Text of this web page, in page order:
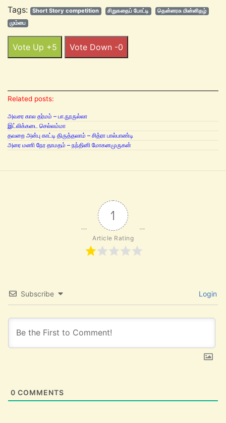
Tags: Short Story competition சிறுகதைப் போட்டி
தென்னரசு மின்னிதழ்
மும்பை
Vote Up +5 Vote Down -0
Related posts:
அவசர கால தர்மம் – பா.நூருல்லா
இட்லிக்கடை செல்லம்மா
தவறை அன்பு காட்டி திருத்தலாம் – சித்ரா பால்பாண்டி
அரை மணி நேர தாமதம் – நந்தினி மோகனமுருகன்
1
Article Rating
Subscribe Login
0 COMMENTS